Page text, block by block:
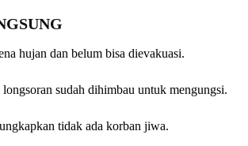
hujan dan belum bisa dievakuasi.
sudah dihimbau untuk mengungsi.
tidak ada korban jiwa.